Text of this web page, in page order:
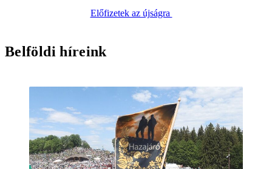
Előfizetek az újságra
Belföldi híreink